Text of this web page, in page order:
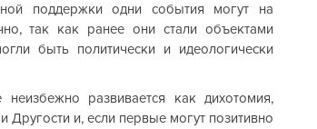
поддержки одни события могут на
так как ранее они стали объектами
быть политически и идеологически
развивается как дихотомия,
и, если первые могут позитивно